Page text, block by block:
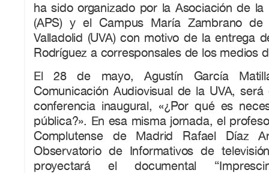
ha sido organizado por la Asociación de la
(APS) y el Campus María Zambrano
Valladolid (UVA) con motivo de la entrega
Rodríguez a corresponsales de los medios
El 28 de mayo, Agustín García
Comunicación Audiovisual de la UVA,
conferencia inaugural, «¿Por qué es
pública?». En esa misma jornada, el
Complutense de Madrid Rafael Díaz
Observatorio de Informativos de
proyectará el documental